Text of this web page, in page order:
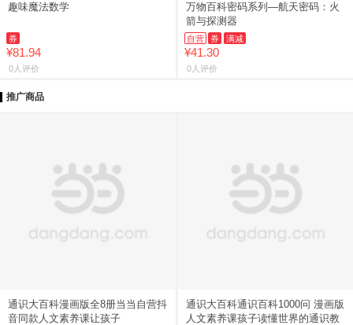
趣味魔法数学
券
¥81.94
0人评价
万物百科密码系列—航天密码：火
箭与探测器
自营 券 满减
¥41.30
0人评价
推广商品
通识大百科漫画版全8册当当自营抖
音同款人文素养课让孩子
通识大百科通识百科1000问 漫画版
人文素养课孩子读懂世界的通识教